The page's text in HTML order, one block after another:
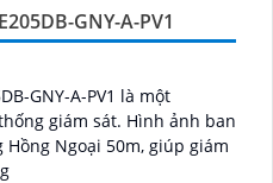
GNY-A-PV1
GNY-A-PV1 là một
sát. Hình ảnh ban
Ngoại 50m, giúp giám